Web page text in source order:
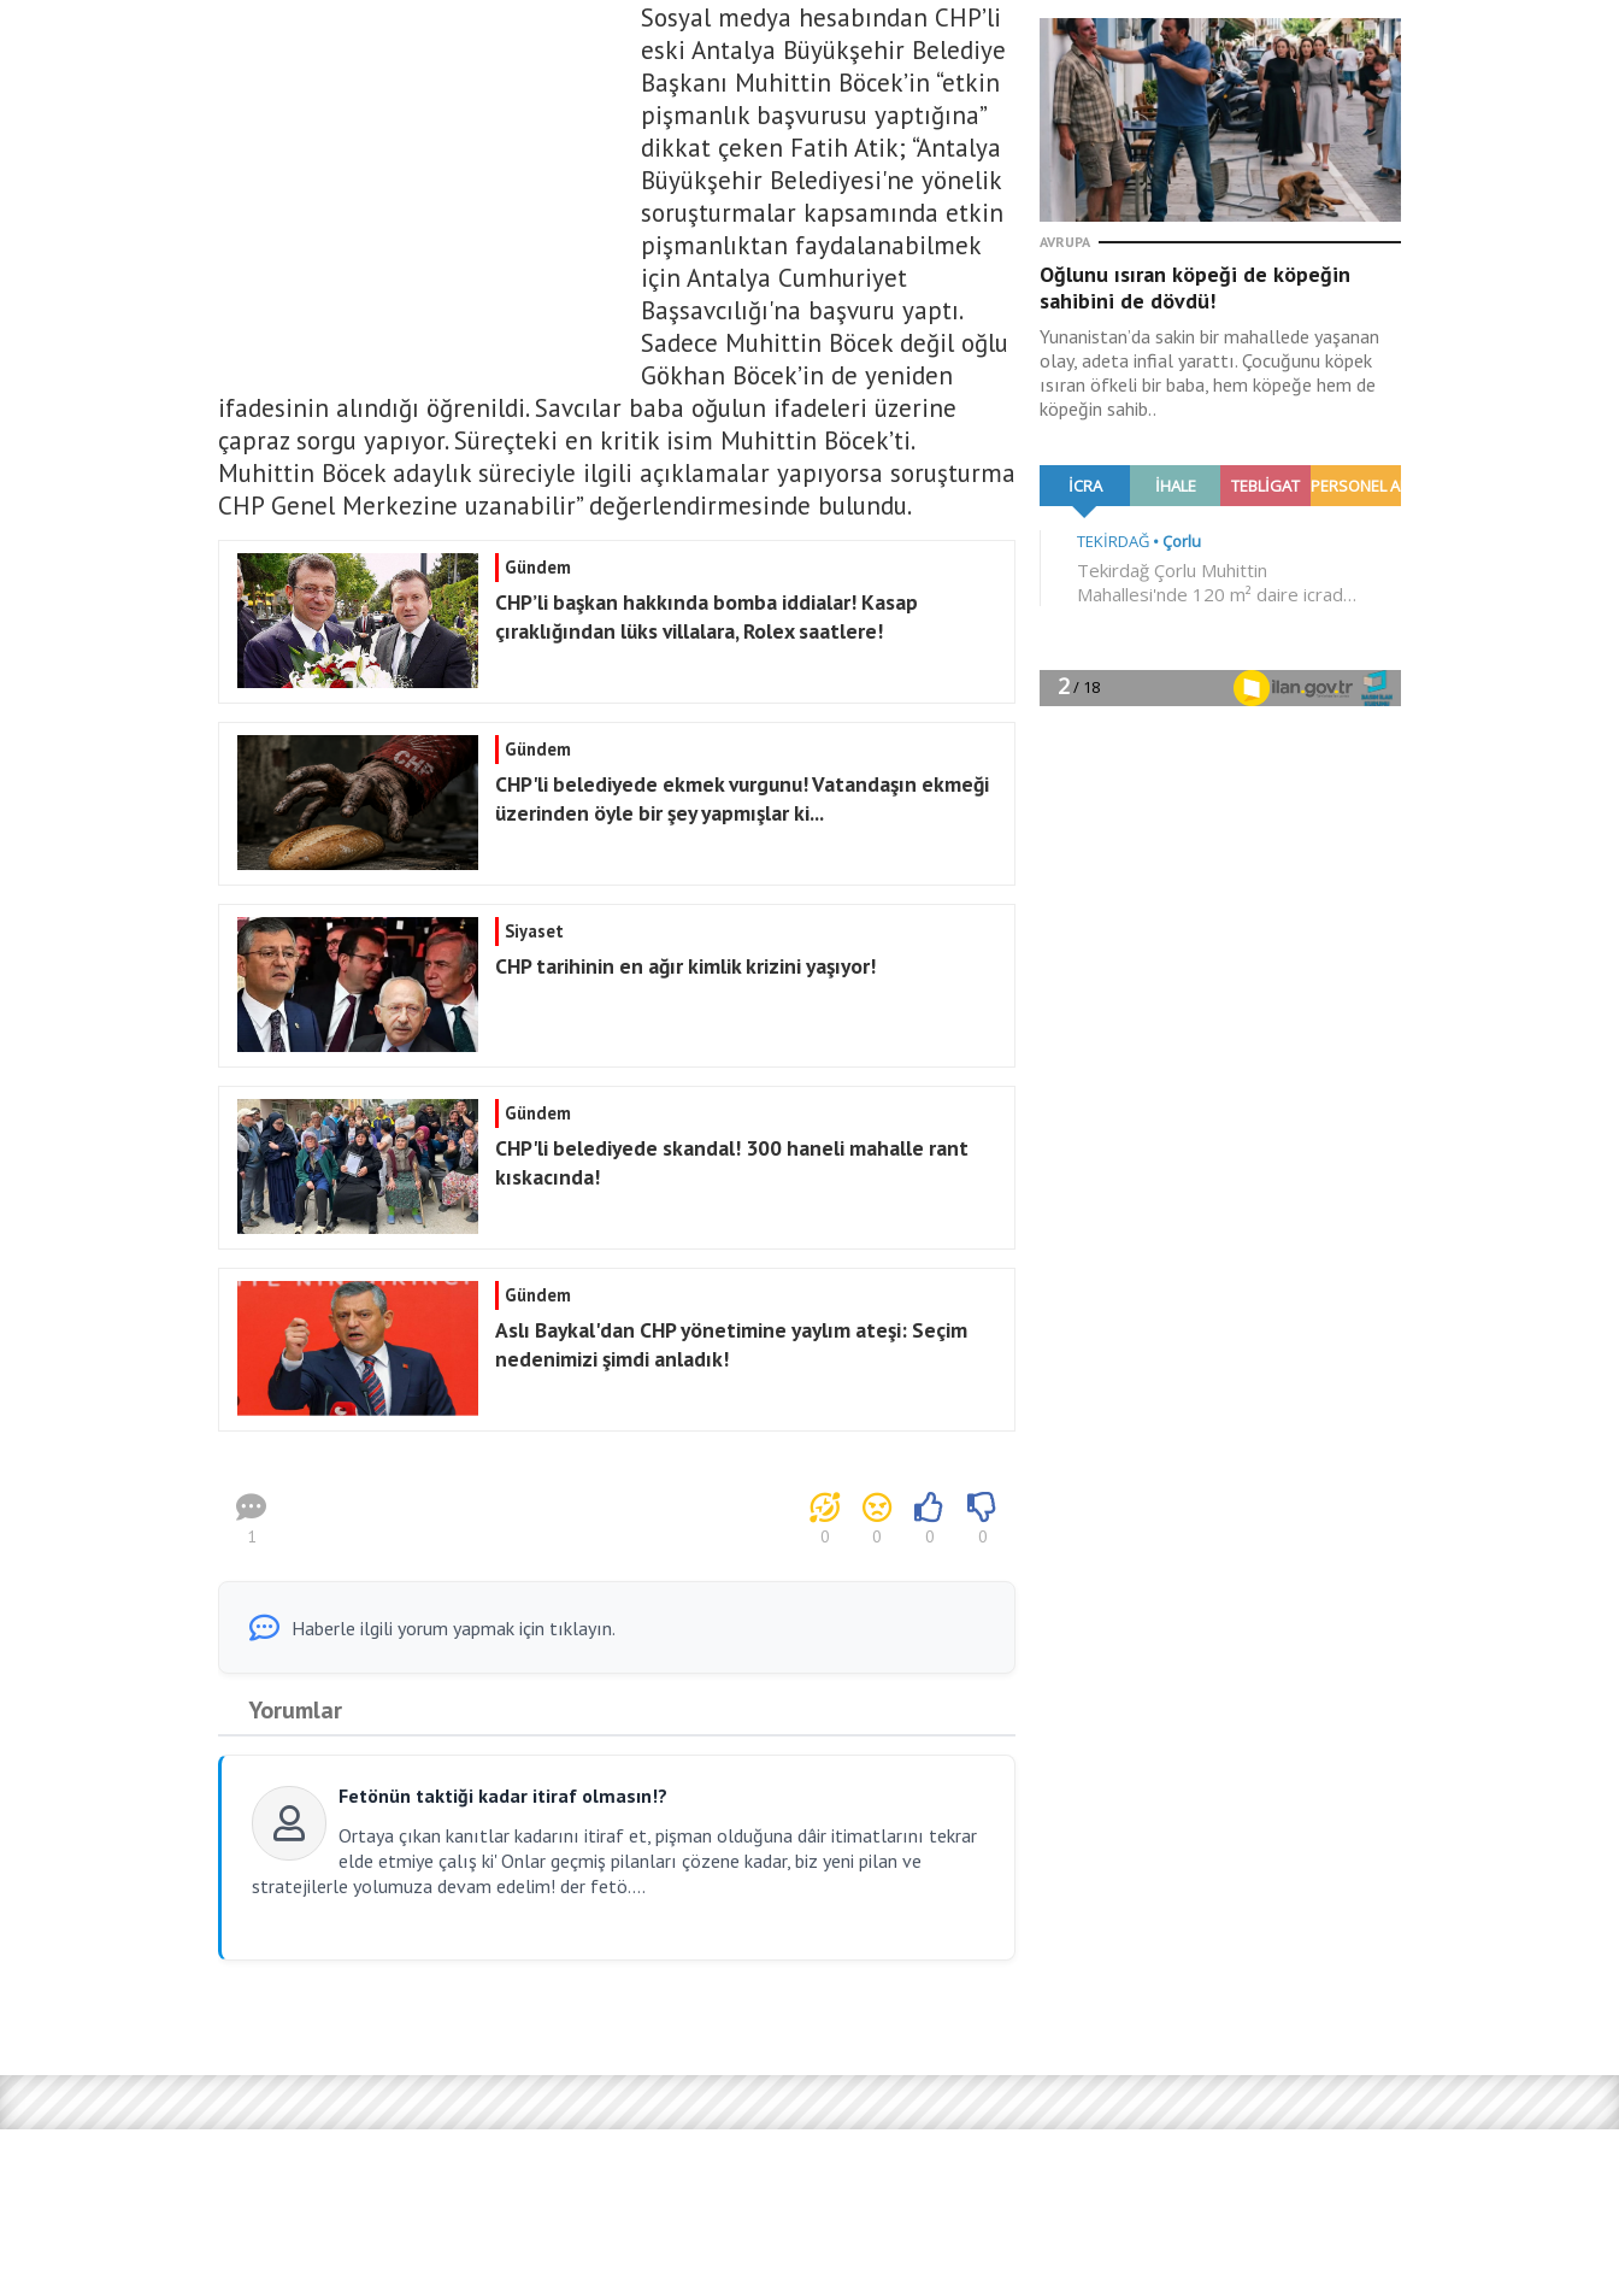
Sosyal medya hesabından CHP’li
eski Antalya Büyükşehir Belediye
Başkanı Muhittin Böcek’in “etkin
pişmanlık başvurusu yaptığına”
dikkat çeken Fatih Atik; “Antalya
Büyükşehir Belediyesi'ne yönelik
soruşturmalar kapsamında etkin
pişmanlıktan faydalanabilmek
için Antalya Cumhuriyet
Başsavcılığı'na başvuru yaptı.
Sadece Muhittin Böcek değil oğlu
Gökhan Böcek’in de yeniden
ifadesinin alındığı öğrenildi. Savcılar baba oğulun ifadeleri üzerine
çapraz sorgu yapıyor. Süreçteki en kritik isim Muhittin Böcek’ti.
Muhittin Böcek adaylık süreciyle ilgili açıklamalar yapıyorsa soruşturma
CHP Genel Merkezine uzanabilir” değerlendirmesinde bulundu.
Gündem
CHP’li başkan hakkında bomba iddialar! Kasap
çıraklığından lüks villalara, Rolex saatlere!
Gündem
CHP'li belediyede ekmek vurgunu! Vatandaşın ekmeği
üzerinden öyle bir şey yapmışlar ki...
Siyaset
CHP tarihinin en ağır kimlik krizini yaşıyor!
Gündem
CHP'li belediyede skandal! 300 haneli mahalle rant
kıskacında!
Gündem
Aslı Baykal'dan CHP yönetimine yaylım ateşi: Seçim
nedenimizi şimdi anladık!
1 0 0 0 0
Haberle ilgili yorum yapmak için tıklayın.
Yorumlar
Fetönün taktiği kadar itiraf olmasın!?
Ortaya çıkan kanıtlar kadarını itiraf et, pişman olduğuna dâir itimatlarını tekrar
elde etmiye çalış ki' Onlar geçmiş pilanları çözene kadar, biz yeni pilan ve
stratejilerle yolumuza devam edelim! der fetö....
AVRUPA
Oğlunu ısıran köpeği de köpeğin
sahibini de dövdü!
Yunanistan’da sakin bir mahallede yaşanan
olay, adeta infial yarattı. Çocuğunu köpek
ısıran öfkeli bir baba, hem köpeğe hem de
köpeğin sahib..